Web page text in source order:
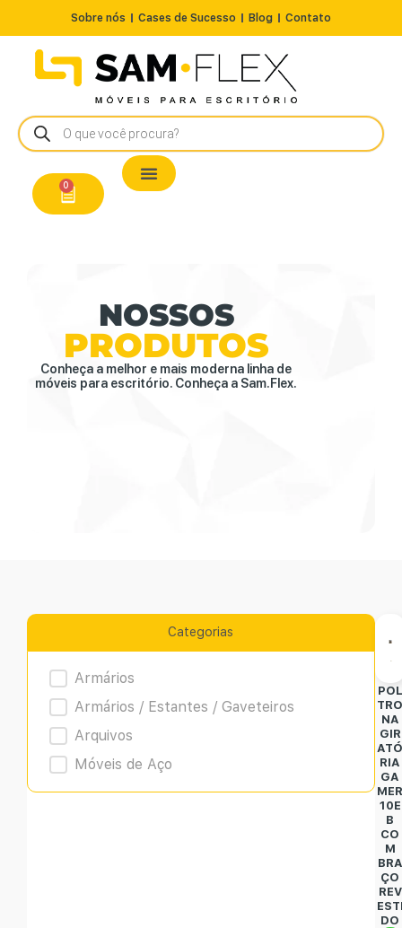
Sobre nós Cases de Sucesso Blog Contato
0
NOSSOS
PRODUTOS
Conheça a melhor e mais moderna linha de
móveis para escritório. Conheça a Sam.Flex.
Categorias
Product Archive
Armários
Armários / Estantes / Gaveteiros
Arquivos
Móveis de Aço
POL
NA
GIR
RIA
GA
10E
B
CO
M
BRA
ÇO
REV
DO